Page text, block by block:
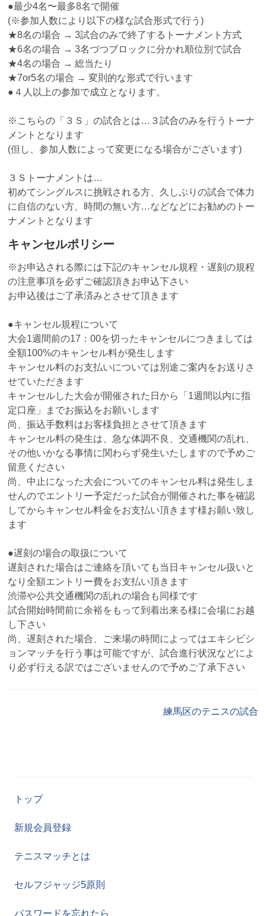
●最少4名〜最多8名で開催
(※参加人数により以下の様な試合形式で行う)
★8名の場合 → 3試合のみで終了するトーナメント方式
★6名の場合 → 3名づつブロックに分かれ順位別で試合
★4名の場合 → 総当たり
★7or5名の場合 → 変則的な形式で行います
●４人以上の参加で成立となります。
※こちらの「３Ｓ」の試合とは…３試合のみを行うトーナ
メントとなります
(但し、参加人数によって変更になる場合がございます)
３Ｓトーナメントは…
初めてシングルスに挑戦される方、久しぶりの試合で体力
に自信のない方、時間の無い方…などなどにお勧めのトー
ナメントとなります
キャンセルポリシー
※お申込される際には下記のキャンセル規程・遅刻の規程
の注意事項を必ずご確認頂きお申込下さい
お申込後はご了承済みとさせて頂きます
●キャンセル規程について
大会1週間前の17：00を切ったキャンセルにつきましては
全額100%のキャンセル料が発生します
キャンセル料のお支払いについては別途ご案内をお送りさ
せていただきます
キャンセルした大会が開催された日から「1週間以内に指
定口座」までお振込をお願いします
尚、振込手数料はお客様負担とさせて頂きます
キャンセル料の発生は、急な体調不良、交通機関の乱れ、
その他いかなる事情に関わらず発生いたしますので予めご
留意ください
尚、中止になった大会についてのキャンセル料は発生しま
せんのでエントリー予定だった試合が開催された事を確認
してからキャンセル料金をお支払い頂きます様お願い致し
ます
●遅刻の場合の取扱について
遅刻された場合はご連絡を頂いても当日キャンセル扱いと
なり全額エントリー費をお支払い頂きます
渋滞や公共交通機関の乱れの場合も同様です
試合開始時間前に余裕をもって到着出来る様に会場にお越
し下さい
尚、遅刻された場合、ご来場の時間によってはエキシビシ
ョンマッチを行う事は可能ですが、試合進行状況などによ
り必ず行える訳ではございませんので予めご了承下さい
練馬区のテニスの試合
トップ
新規会員登録
テニスマッチとは
セルフジャッジ5原則
パスワードを忘れたら